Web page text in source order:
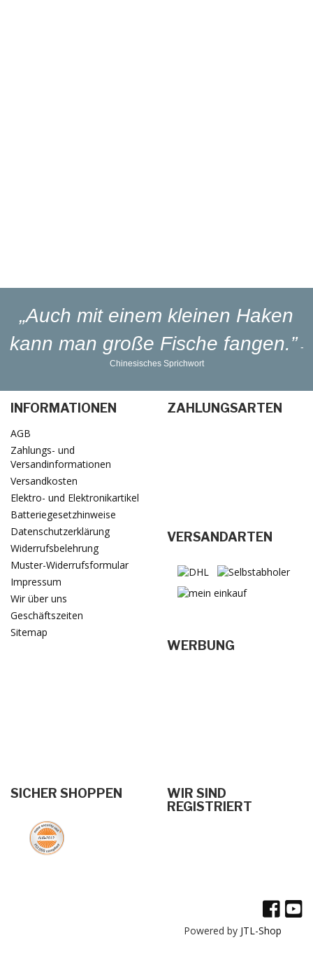
„Auch mit einem kleinen Haken
kann man große Fische fangen.” -
Chinesisches Sprichwort
INFORMATIONEN
AGB
Zahlungs- und
Versandinformationen
Versandkosten
Elektro- und Elektronikartikel
Batteriegesetzhinweise
Datenschutzerklärung
Widerrufsbelehrung
Muster-Widerrufsformular
Impressum
Wir über uns
Geschäftszeiten
Sitemap
ZAHLUNGSARTEN
VERSANDARTEN
WERBUNG
SICHER SHOPPEN
WIR SIND
REGISTRIERT
Powered by JTL-Shop